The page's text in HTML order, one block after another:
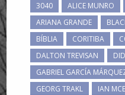
3040 ALICE MUNRO
ARIANA GRANDE
BÍBLIA
CORITIBA
DALTON TREVISAN
GABRIEL GARCÍA
GEORG TRAKL
IAN